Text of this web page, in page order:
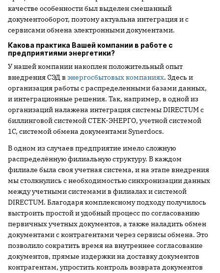
качестве особенности был выделен смешанный
документооборот, поэтому актуальна интеграция и с
сервисами обмена электронными документами.
Какова практика Вашей компании в работе с
предприятиями энергетики?
У нашей компании накоплен положительный опыт
внедрения СЭД в энергосбытовых компаниях. Здесь и
организация работы с распределенными базами данных,
и интеграционные решения. Так, например, в одной из
организаций налажена интеграция системы DIRECTUM с
биллинговой системой СТЕК-ЭНЕРГО, учетной системой
1С, системой обмена документами Synerdocs.
В одном из случаев предприятие имело сложную
распределённую филиальную структуру. В каждом
филиале была своя учетная система, и на этапе внедрения
мы столкнулись с необходимостью синхронизации данных
между учетными системами в филиалах и системой
DIRECTUM. Благодаря комплексному подходу получилось
выстроить простой и удобный процесс по согласованию
первичных учетных документов, а также наладить обмен
документами с контрагентами через сервисы обмена. Это
позволило сократить время на внутреннее согласование
документов, прямые издержки на доставку документов
контрагентам, упростить контроль возврата документов